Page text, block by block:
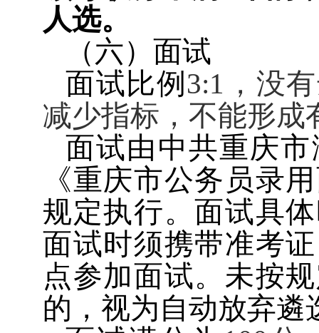
人选。
（六）面试
面试比例3:1 ，没
减少指标，不能形成
面试由中共重庆
《重庆市公务员录
规定执行。面试具
面试时须携带准考
点参加面试。未按
的，视为自动放弃遴